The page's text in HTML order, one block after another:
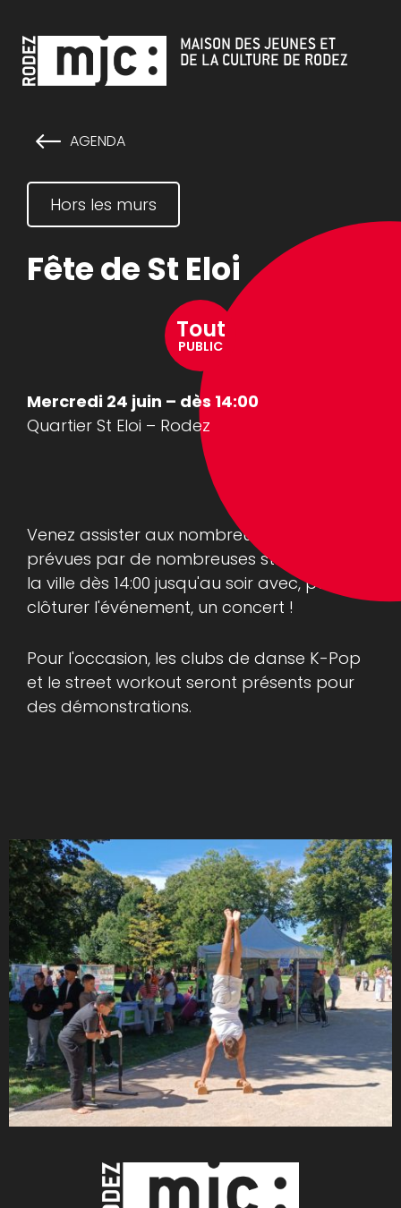
MAISON DES JEUNES ET
DE LA CULTURE DE RODEZ
AGENDA
Hors les murs
Fête de St Eloi
Tout
PUBLIC
Mercredi 24 juin – dès 14:00
Quartier St Eloi – Rodez
Venez assister aux nombreuses animations
prévues par de nombreuses structures de
la ville dès 14:00 jusqu'au soir avec, pour
clôturer l'événement, un concert !
Pour l'occasion, les clubs de danse K-Pop
et le street workout seront présents pour
des démonstrations.